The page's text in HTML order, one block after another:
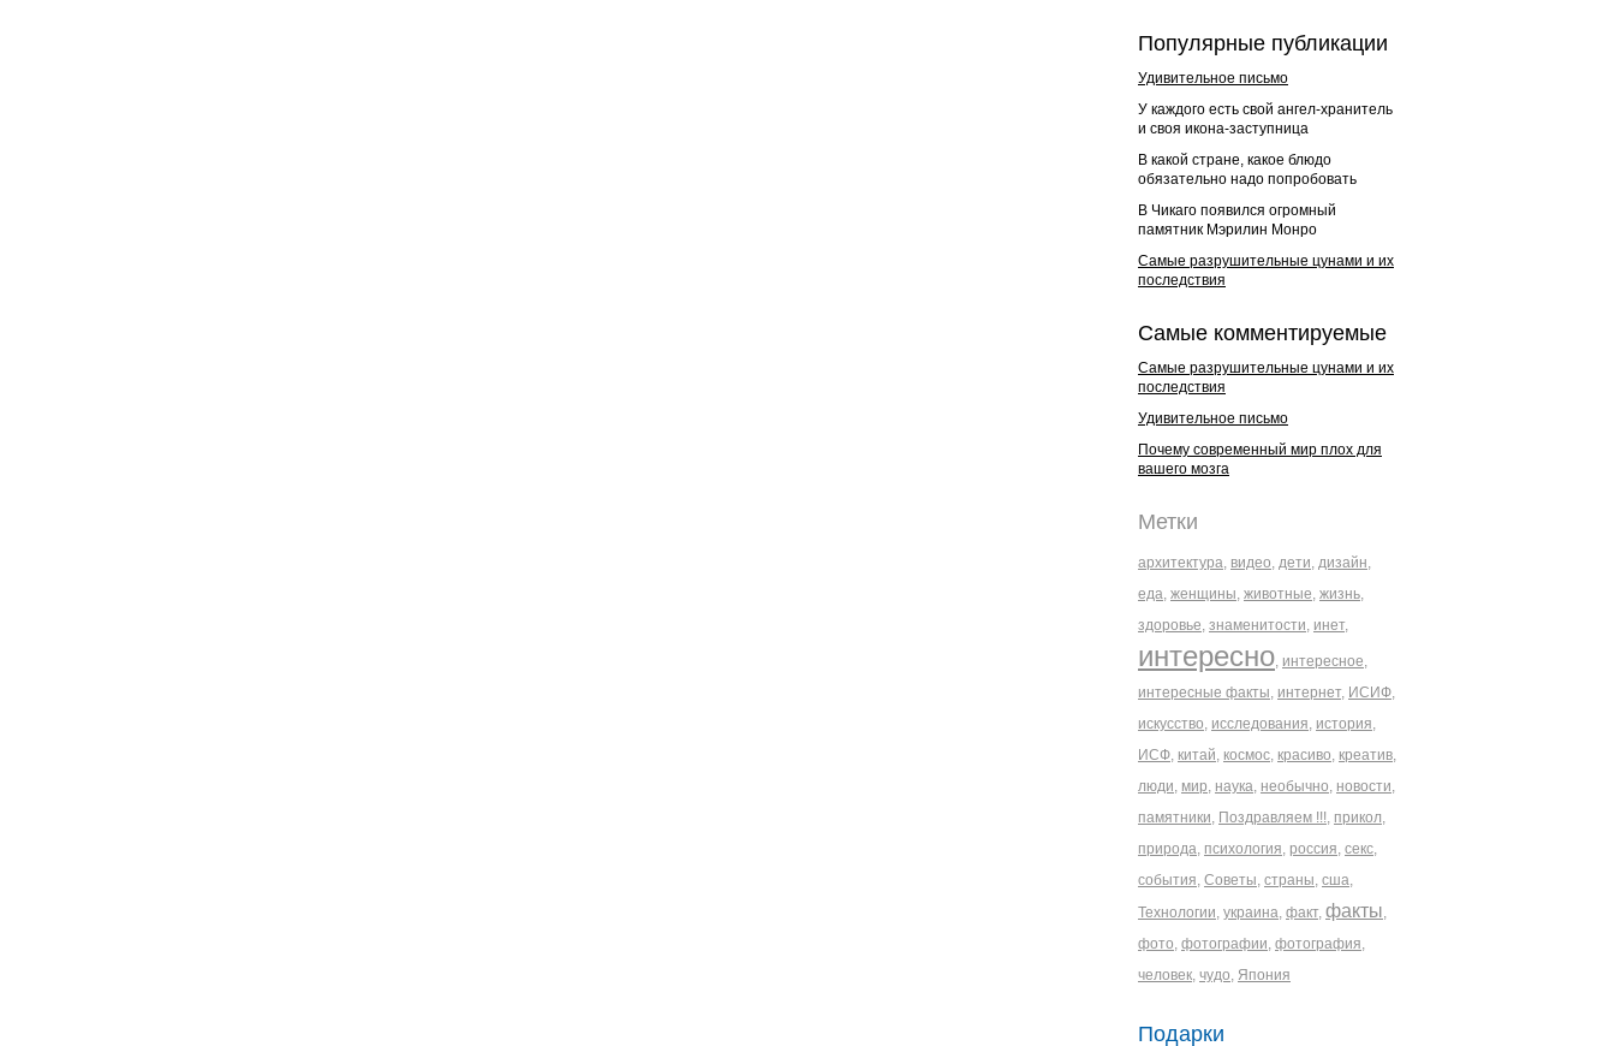
Популярные публикации
Удивительное письмо
У каждого есть свой ангел-хранитель
и своя икона-заступница
В какой стране, какое блюдо
обязательно надо попробовать
В Чикаго появился огромный
памятник Мэрилин Монро
Самые разрушительные цунами и их
последствия
Самые комментируемые
Самые разрушительные цунами и их
последствия
Удивительное письмо
Почему современный мир плох для
вашего мозга
Метки
архитектура, видео, дети, дизайн,
еда, женщины, животные, жизнь,
здоровье, знаменитости, инет,
интересно, интересное,
интересные факты, интернет, ИСИФ,
искусство, исследования, история,
ИСФ, китай, космос, красиво, креатив,
люди, мир, наука, необычно, новости,
памятники, Поздравляем !!!, прикол,
природа, психология, россия, секс,
события, Советы, страны, сша,
Технологии, украина, факт, факты,
фото, фотографии, фотография,
человек, чудо, Япония
Подарки